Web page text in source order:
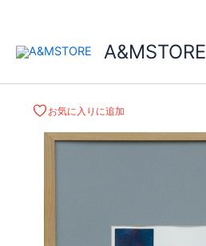
A&MSTORE
お気に入りに追加